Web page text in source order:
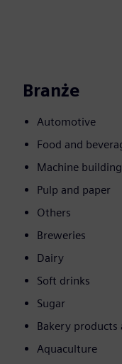
Branże
Automotive
Food and
Machine building
Pulp and paper
Others
Breweries
Dairy
Soft drinks
Sugar
Bakery
Aquaculture